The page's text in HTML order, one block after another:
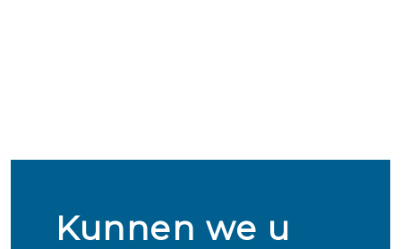
Kunnen we u